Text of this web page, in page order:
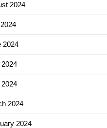
2024
2024
2024
2024